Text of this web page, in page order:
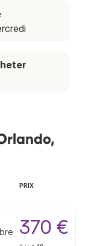
PRIX
370 €